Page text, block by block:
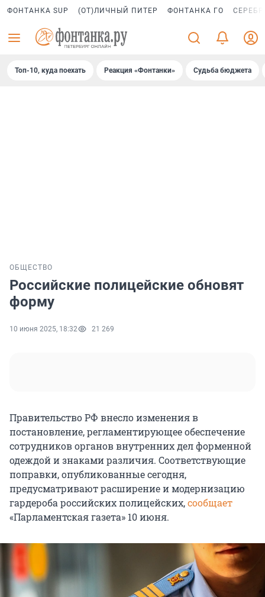
ФОНТАНКА SUP (ОТ)ЛИЧНЫЙ ПИТЕР ФОНТАНКА ГО
Топ-10, куда поехать Реакция «Фонтанки» Судьба бюджета
ОБЩЕСТВО
Российские полицейские обновят
форму
10 июня 2025, 18:32 21 269
Правительство РФ внесло изменения в
постановление, регламентирующее обеспечение
сотрудников органов внутренних дел форменной
одеждой и знаками различия. Соответствующие
поправки, опубликованные сегодня,
предусматривают расширение и модернизацию
гардероба российских полицейских,сообщает
«Парламентская газета» 10 июня.